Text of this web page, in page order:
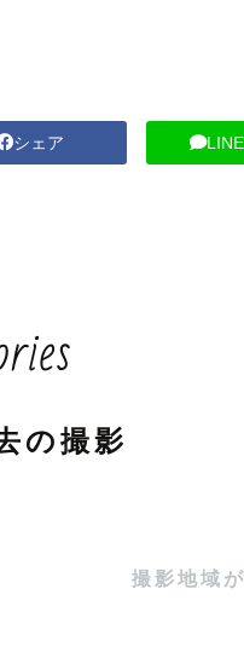
シェア
の撮影
撮影地域